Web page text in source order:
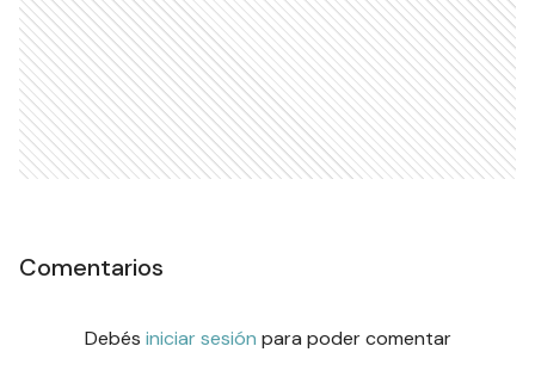
Comentarios
Debés iniciar sesión para poder comentar